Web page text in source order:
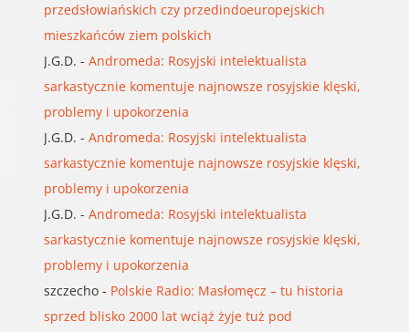
przedsłowiańskich czy przedindoeuropejskich
mieszkańców ziem polskich
J.G.D. - Andromeda: Rosyjski intelektualista
sarkastycznie komentuje najnowsze rosyjskie klęski,
problemy i upokorzenia
J.G.D. - Andromeda: Rosyjski intelektualista
sarkastycznie komentuje najnowsze rosyjskie klęski,
problemy i upokorzenia
J.G.D. - Andromeda: Rosyjski intelektualista
sarkastycznie komentuje najnowsze rosyjskie klęski,
problemy i upokorzenia
szczecho- Polskie Radio: Masłomęcz – tu historia
sprzed blisko 2000 lat wciąż żyje tuż pod